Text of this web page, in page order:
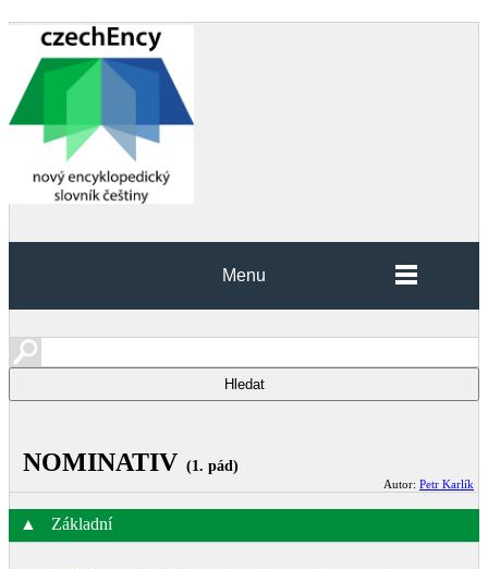
Menu
NOMINATIV (1. pád)
Autor: Petr Karlík
▲ Základní